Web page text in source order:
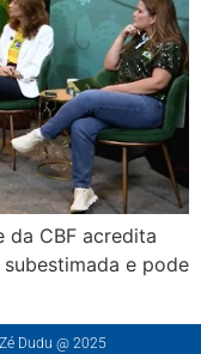
da CBF acredita
e pode
Dudu @ 2025